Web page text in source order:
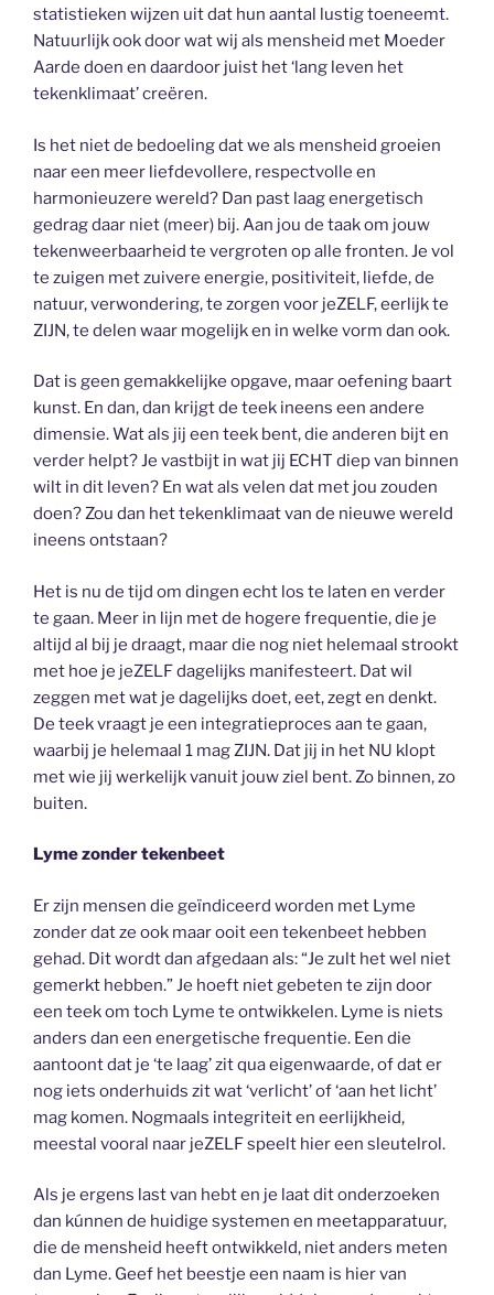
statistieken wijzen uit dat hun aantal lustig toeneemt.
Natuurlijk ook door wat wij als mensheid met Moeder
Aarde doen en daardoor juist het ‘lang leven het
tekenklimaat’ creëren.
Is het niet de bedoeling dat we als mensheid groeien
naar een meer liefdevollere, respectvolle en
harmonieuzere wereld? Dan past laag energetisch
gedrag daar niet (meer) bij. Aan jou de taak om jouw
tekenweerbaarheid te vergroten op alle fronten. Je vol
te zuigen met zuivere energie, positiviteit, liefde, de
natuur, verwondering, te zorgen voor jeZELF, eerlijk te
ZIJN, te delen waar mogelijk en in welke vorm dan ook.
Dat is geen gemakkelijke opgave, maar oefening baart
kunst. En dan, dan krijgt de teek ineens een andere
dimensie. Wat als jij een teek bent, die anderen bijt en
verder helpt? Je vastbijt in wat jij ECHT diep van binnen
wilt in dit leven? En wat als velen dat met jou zouden
doen? Zou dan het tekenklimaat van de nieuwe wereld
ineens ontstaan?
Het is nu de tijd om dingen echt los te laten en verder
te gaan. Meer in lijn met de hogere frequentie, die je
altijd al bij je draagt, maar die nog niet helemaal strookt
met hoe je jeZELF dagelijks manifesteert. Dat wil
zeggen met wat je dagelijks doet, eet, zegt en denkt.
De teek vraagt je een integratieproces aan te gaan,
waarbij je helemaal 1 mag ZIJN. Dat jij in het NU klopt
met wie jij werkelijk vanuit jouw ziel bent. Zo binnen, zo
buiten.
Lyme zonder tekenbeet
Er zijn mensen die geïndiceerd worden met Lyme
zonder dat ze ook maar ooit een tekenbeet hebben
gehad. Dit wordt dan afgedaan als: “Je zult het wel niet
gemerkt hebben.” Je hoeft niet gebeten te zijn door
een teek om toch Lyme te ontwikkelen. Lyme is niets
anders dan een energetische frequentie. Een die
aantoont dat je ‘te laag’ zit qua eigenwaarde, of dat er
nog iets onderhuids zit wat ‘verlicht’ of ‘aan het licht’
mag komen. Nogmaals integriteit en eerlijkheid,
meestal vooral naar jeZELF speelt hier een sleutelrol.
Als je ergens last van hebt en je laat dit onderzoeken
dan kúnnen de huidige systemen en meetapparatuur,
die de mensheid heeft ontwikkeld, niet anders meten
dan Lyme. Geef het beestje een naam is hier van